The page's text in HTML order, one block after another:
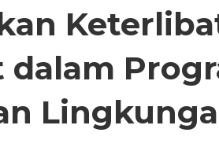
dalam